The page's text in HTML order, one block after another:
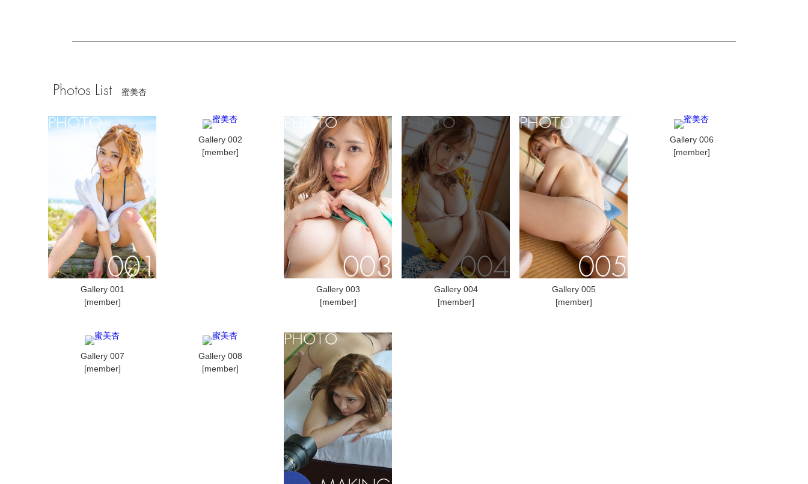
Photos List 蜜美杏
Gallery 001
[member]
Gallery 002
[member]
Gallery 003
[member]
Gallery 004
[member]
Gallery 005
[member]
Gallery 006
[member]
Gallery 007
[member]
Gallery 008
[member]